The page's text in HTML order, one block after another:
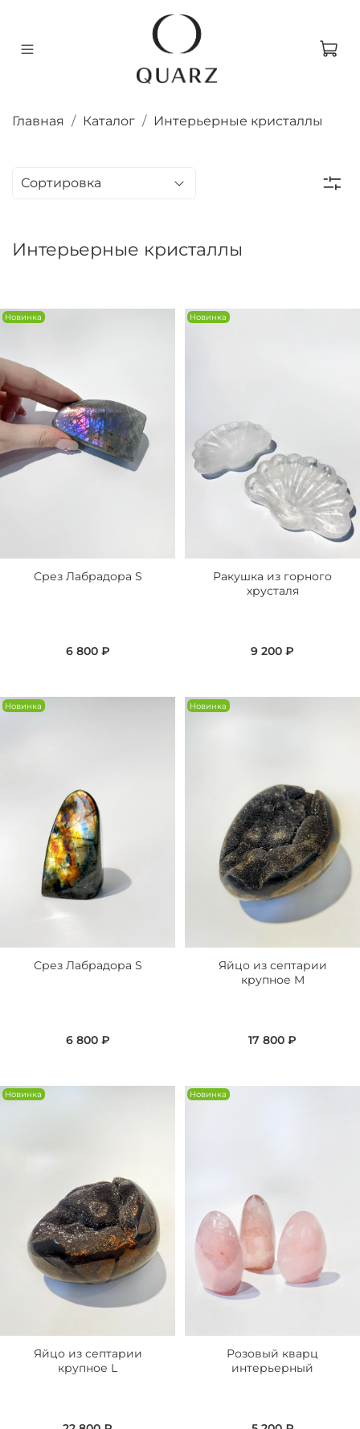
Главная Каталог Интерьерные кристаллы
Интерьерные кристаллы
Новинка
Срез Лабрадора S
6 800 ₽
Новинка
Ракушка из горного
хрусталя
9 200 ₽
Новинка
Срез Лабрадора S
6 800 ₽
Новинка
Яйцо из септарии
крупное M
17 800 ₽
Новинка
Яйцо из септарии
крупное L
Новинка
Розовый кварц
интерьерный